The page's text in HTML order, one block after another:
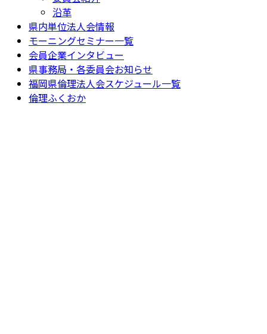
沿革
県内単位法人会情報
モーニングセミナー一覧
会員企業インタビュー
県事務局・各委員会お知らせ
福岡県倫理法人会スケジュール一覧
倫理ふくおか